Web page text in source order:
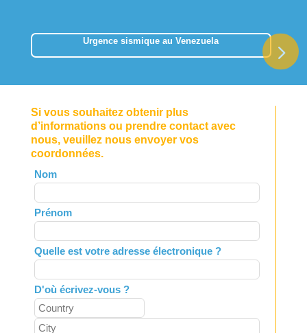
Urgence sismique au Venezuela
Si vous souhaitez obtenir plus
d’informations ou prendre contact avec
nous, veuillez nous envoyer vos
coordonnées.
Leave
this
field
blank
Nom
Prénom
Quelle est votre adresse électronique ?
D'où écrivez-vous ?